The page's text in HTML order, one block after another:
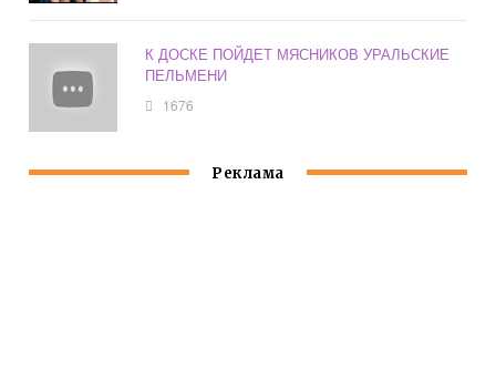
К ДОСКЕ ПОЙДЕТ МЯСНИКОВ УРАЛЬСКИЕ
ПЕЛЬМЕНИ
1676
Реклама